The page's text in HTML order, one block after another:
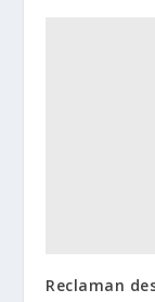
Reclaman